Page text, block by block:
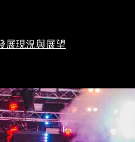
展現況與展望